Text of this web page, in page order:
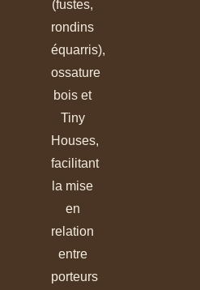
(fustes,
rondins
équarris),
ossature
bois et
Tiny
Houses,
facilitant
la mise
en
relation
entre
porteurs